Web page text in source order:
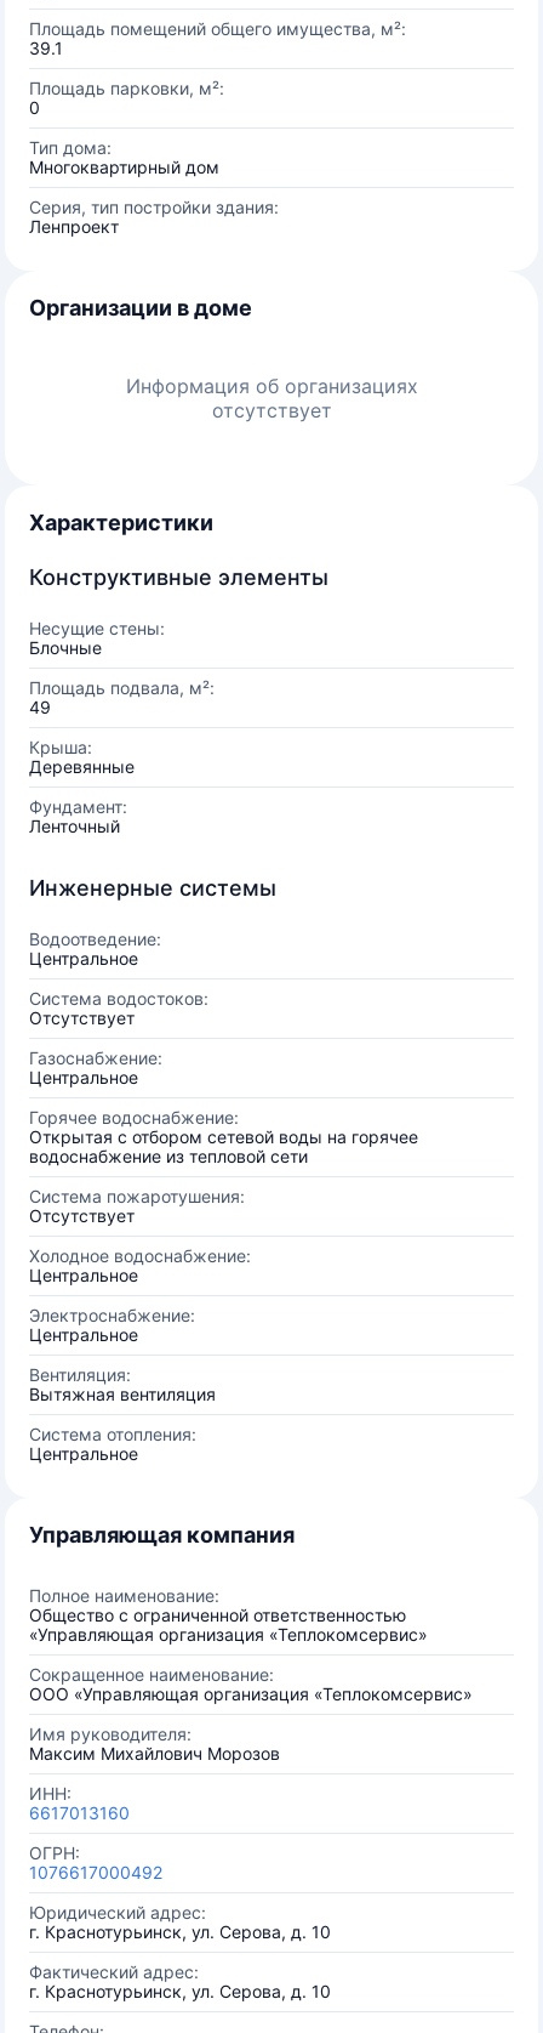
Площадь помещений общего имущества, м²:
39.1
Площадь парковки, м²:
0
Тип дома:
Многоквартирный дом
Серия, тип постройки здания:
Ленпроект
Организации в доме
Информация об организациях
отсутствует
Характеристики
Конструктивные элементы
Несущие стены:
Блочные
Площадь подвала, м²:
49
Крыша:
Деревянные
Фундамент:
Ленточный
Инженерные системы
Водоотведение:
Центральное
Система водостоков:
Отсутствует
Газоснабжение:
Центральное
Горячее водоснабжение:
Открытая с отбором сетевой воды на горячее
водоснабжение из тепловой сети
Система пожаротушения:
Отсутствует
Холодное водоснабжение:
Центральное
Электроснабжение:
Центральное
Вентиляция:
Вытяжная вентиляция
Система отопления:
Центральное
Управляющая компания
Полное наименование:
Общество с ограниченной ответственностью
«Управляющая организация «Теплокомсервис»
Сокращенное наименование:
ООО «Управляющая организация «Теплокомсервис»
Имя руководителя:
Максим Михайлович Морозов
ИНН:
6617013160
ОГРН:
1076617000492
Юридический адрес:
г. Краснотурьинск, ул. Серова, д. 10
Фактический адрес:
г. Краснотурьинск, ул. Серова, д. 10